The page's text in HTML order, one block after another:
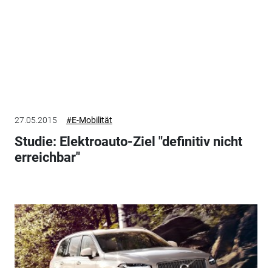
27.05.2015 #E-Mobilität
Studie: Elektroauto-Ziel "definitiv nicht
erreichbar"